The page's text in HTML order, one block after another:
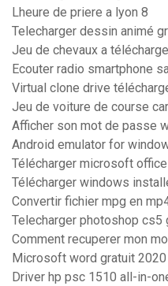
Lheure de priere a lyon 8
Telecharger dessin animé
Jeu de chevaux a
Ecouter radio smartphone
Virtual clone drive
Jeu de voiture de course
Afficher son mot de passe
Android emulator for
Télécharger microsoft
Télécharger windows
Convertir fichier mpg en
Telecharger photoshop cs5
Comment recuperer mon
Microsoft word gratuit
Driver hp psc 1510 all-in-